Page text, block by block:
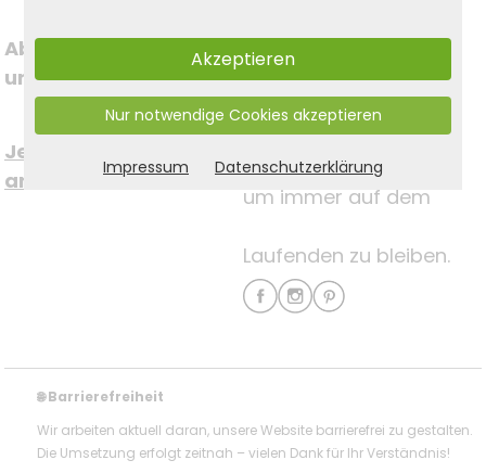
Abonnieren Sie jetzt
unseren Newsletter
Jetzt kostenfrei
anmelden >
Folgen Sie uns auf
Social Media
um immer auf dem
Laufenden zu bleiben.
🌐Barrierefreiheit
Wir arbeiten aktuell daran, unsere Website barrierefrei zu gestalten.
Die Umsetzung erfolgt zeitnah – vielen Dank für Ihr Verständnis!
Akzeptieren
Nur notwendige Cookies akzeptieren
Impressum Datenschutzerklärung